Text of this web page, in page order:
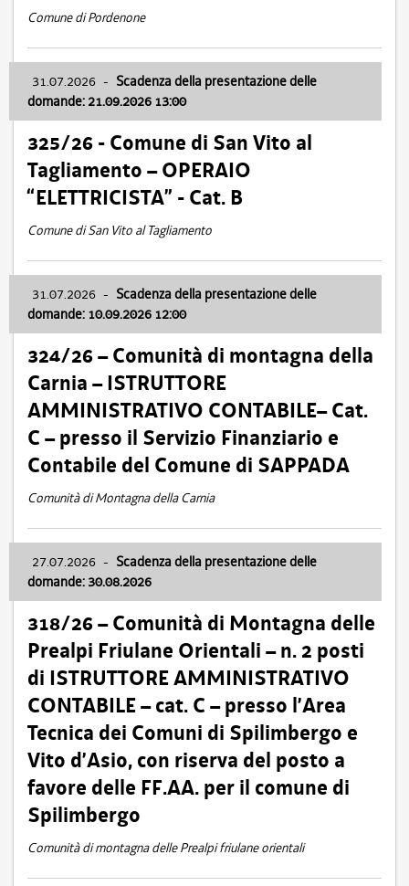
Comune di Pordenone
31.07.2026 - Scadenza della presentazione delle
domande: 21.09.2026 13:00
325/26 - Comune di San Vito al
Tagliamento – OPERAIO
“ELETTRICISTA” - Cat. B
Comune di San Vito al Tagliamento
31.07.2026 - Scadenza della presentazione delle
domande: 10.09.2026 12:00
324/26 – Comunità di montagna della
Carnia – ISTRUTTORE
AMMINISTRATIVO CONTABILE– Cat.
C – presso il Servizio Finanziario e
Contabile del Comune di SAPPADA
Comunità di Montagna della Carnia
27.07.2026 - Scadenza della presentazione delle
domande: 30.08.2026
318/26 – Comunità di Montagna delle
Prealpi Friulane Orientali – n. 2 posti
di ISTRUTTORE AMMINISTRATIVO
CONTABILE – cat. C – presso l’Area
Tecnica dei Comuni di Spilimbergo e
Vito d’Asio, con riserva del posto a
favore delle FF.AA. per il comune di
Spilimbergo
Comunità di montagna delle Prealpi friulane orientali